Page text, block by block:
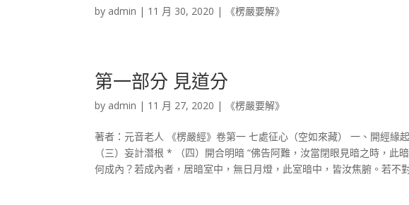
by admin | 11 月 30, 2020 | 《楞嚴要解》
第一部分 見道分
by admin | 11 月 27, 2020 | 《楞嚴要解》
著者：元音老人 《楞嚴經》卷第一 七處征心（空如來藏） 一、開經
（三）妄計潛根 * （四）開合明暗 “佛告阿難，汝當閉眼見暗之時，
何成內？若成內者，居暗室中，無日月燈，此室暗中，皆汝焦腑。若不